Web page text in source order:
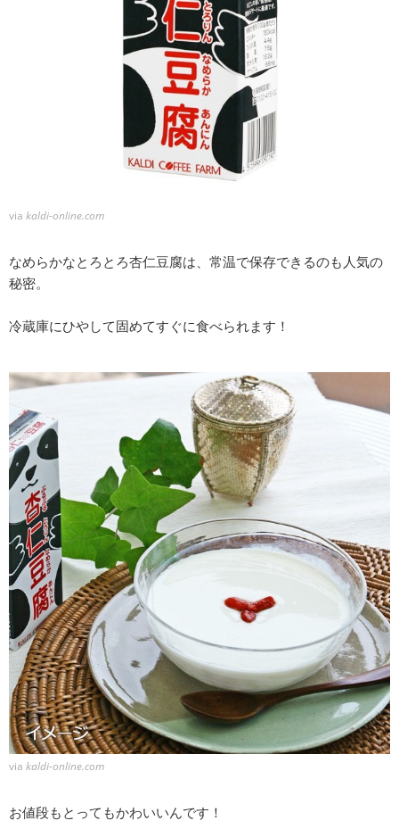
via kaldi-online.com
なめらかなとろとろ杏仁豆腐は、常温で保存できるのも人気の
秘密。
冷蔵庫にひやして固めてすぐに食べられます！
via kaldi-online.com
お値段もとってもかわいいんです！